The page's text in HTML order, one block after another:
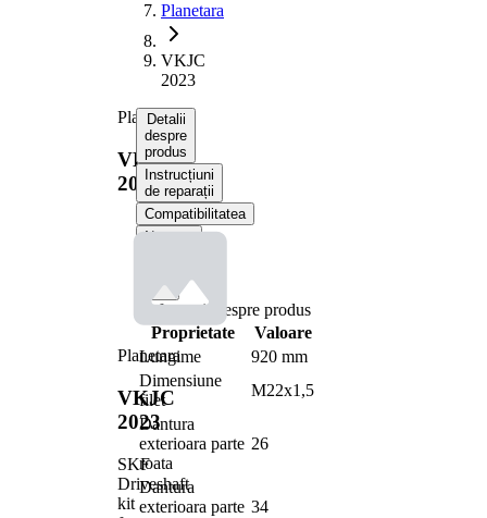
Planetara
VKJC
2023
Planetara
VKJC
2023
Planetara
VKJC
2023
SKF
Driveshaft
kit
Detalii
despre
produs
Instrucțiuni
de reparații
Compatibilitatea
Numere
Informații despre produs
Proprietate
Valoare
Lungime
920 mm
Dimensiune
filet
M22x1,5
Dantura
exterioara parte
roata
26
Dantura
exterioara parte 34